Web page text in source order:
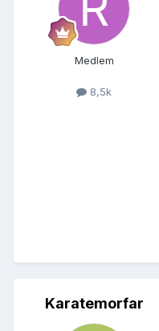
Medlem
8,5k
Karatemorfar